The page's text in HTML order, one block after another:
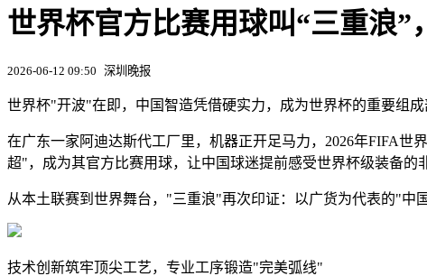
世界杯官方比赛用球叫“三重浪
2026-06-12 09:50 深圳晚报
世界杯"开波"在即，中国智造凭借硬实力，成为世界杯的重要组成
在广东一家阿迪达斯代工厂里，机器正开足马力，2026年FIFA
超"，成为其官方比赛用球，让中国球迷提前感受世界杯级装备的
从本土联赛到世界舞台，"三重浪"再次印证：以广货为代表的"中
技术创新筑牢顶尖工艺，专业工序锻造"完美弧线"